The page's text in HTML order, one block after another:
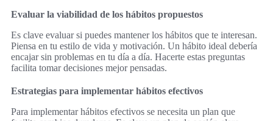
Evaluar la viabilidad de los hábitos propuestos
Es clave evaluar si puedes mantener los hábitos que te interesan.
Piensa en tu estilo de vida y motivación. Un hábito ideal debería
encajar sin problemas en tu día a día. Hacerte estas preguntas
facilita tomar decisiones mejor pensadas.
Estrategias para implementar hábitos efectivos
Para implementar hábitos efectivos se necesita un plan que